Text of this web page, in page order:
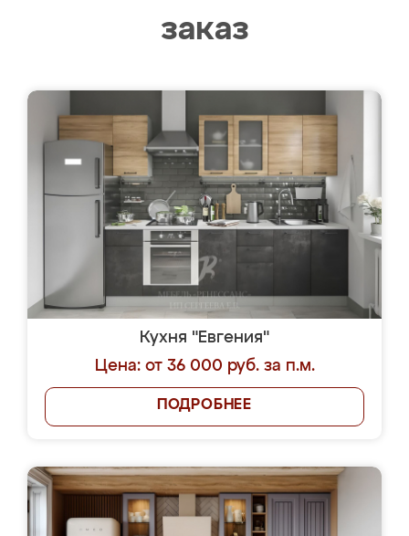
заказ
Кухня "Евгения"
Цена: от 36 000 руб. за п.м.
ПОДРОБНЕЕ